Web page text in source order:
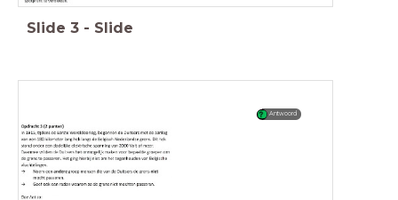
Slide 3 - Slide
Antwoord